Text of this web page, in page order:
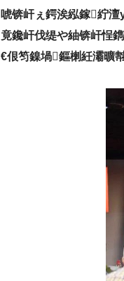
唬锛屽ぇ鍔涘紭鎵紵
竟鑱屽伐缇や紬锛屽悜
€佷笉鎳堝鏂楋紝灞曠